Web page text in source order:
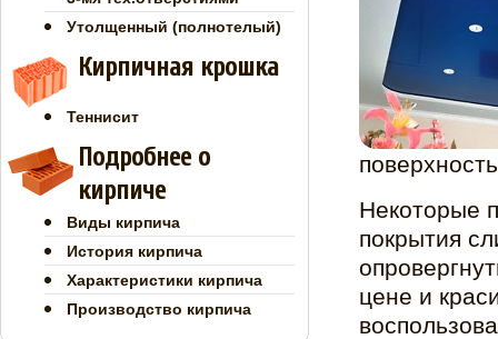
Утолщенный (полнотелый)
Кирпичная крошка
Теннисит
Подробнее о
кирпиче
Виды кирпича
История кирпича
Характеристики кирпича
Производство кирпича
Некоторые
покрытия
цене и